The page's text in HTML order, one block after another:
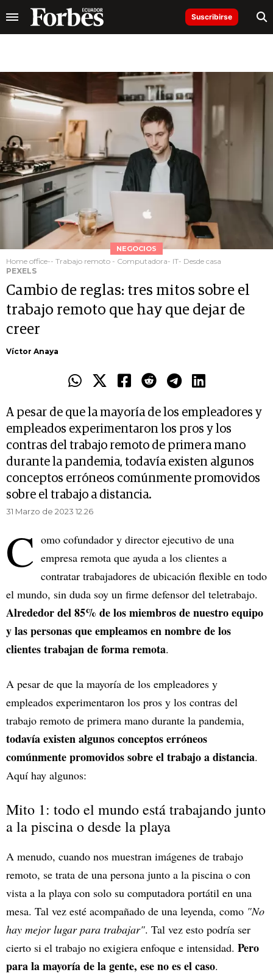
Suscribirse
NEGOCIOS
Home office-- Trabajo remoto - Computadora- IT- Desde casa
PEXELS
Cambio de reglas: tres mitos sobre el
trabajo remoto que hay que dejar de
creer
Víctor Anaya
A pesar de que la mayoría de los empleadores y
empleados experimentaron los pros y los
contras del trabajo remoto de primera mano
durante la pandemia, todavía existen algunos
conceptos erróneos comúnmente promovidos
sobre el trabajo a distancia.
31 Marzo de 2023 12.26
C omo cofundador y director ejecutivo de una
empresa remota que ayuda a los clientes a
contratar trabajadores de ubicación flexible en todo
el mundo, sin duda soy un firme defensor del teletrabajo.
Alrededor del 85% de los miembros de nuestro equipo
y las personas que empleamos en nombre de los
clientes trabajan de forma remota.
A pesar de que la mayoría de los empleadores y
empleados experimentaron los pros y los contras del
trabajo remoto de primera mano durante la pandemia,
todavía existen algunos conceptos erróneos
comúnmente promovidos sobre el trabajo a distancia.
Aquí hay algunos:
Mito 1: todo el mundo está trabajando junto
a la piscina o desde la playa
A menudo, cuando nos muestran imágenes de trabajo
remoto, se trata de una persona junto a la piscina o con
vista a la playa con solo su computadora portátil en una
mesa. Tal vez esté acompañado de una leyenda, como "No
hay mejor lugar para trabajar". Tal vez esto podría ser
cierto si el trabajo no exigiera enfoque e intensidad. Pero
para la mayoría de la gente, ese no es el caso.